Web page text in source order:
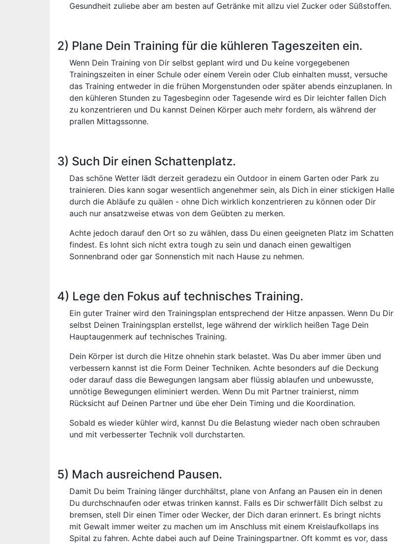
Gesundheit zuliebe aber am besten auf Getränke mit allzu viel Zucker oder Süßstoffen.
2) Plane Dein Training für die kühleren Tageszeiten ein.
Wenn Dein Training von Dir selbst geplant wird und Du keine vorgegebenen
Trainingszeiten in einer Schule oder einem Verein oder Club einhalten musst, versuche
das Training entweder in die frühen Morgenstunden oder später abends einzuplanen. In
den kühleren Stunden zu Tagesbeginn oder Tagesende wird es Dir leichter fallen Dich
zu konzentrieren und Du kannst Deinen Körper auch mehr fordern, als während der
prallen Mittagssonne.
3) Such Dir einen Schattenplatz.
Das schöne Wetter lädt derzeit geradezu ein Outdoor in einem Garten oder Park zu
trainieren. Dies kann sogar wesentlich angenehmer sein, als Dich in einer stickigen Halle
durch die Abläufe zu quälen - ohne Dich wirklich konzentrieren zu können oder Dir
auch nur ansatzweise etwas von dem Geübten zu merken.
Achte jedoch darauf den Ort so zu wählen, dass Du einen geeigneten Platz im Schatten
findest. Es lohnt sich nicht extra tough zu sein und danach einen gewaltigen
Sonnenbrand oder gar Sonnenstich mit nach Hause zu nehmen.
4) Lege den Fokus auf technisches Training.
Ein guter Trainer wird den Trainingsplan entsprechend der Hitze anpassen. Wenn Du Dir
selbst Deinen Trainingsplan erstellst, lege während der wirklich heißen Tage Dein
Hauptaugenmerk auf technisches Training.
Dein Körper ist durch die Hitze ohnehin stark belastet. Was Du aber immer üben und
verbessern kannst ist die Form Deiner Techniken. Achte besonders auf die Deckung
oder darauf dass die Bewegungen langsam aber flüssig ablaufen und unbewusste,
unnötige Bewegungen eliminiert werden. Wenn Du mit Partner trainierst, nimm
Rücksicht auf Deinen Partner und übe eher Dein Timing und die Koordination.
Sobald es wieder kühler wird, kannst Du die Belastung wieder nach oben schrauben
und mit verbesserter Technik voll durchstarten.
5) Mach ausreichend Pausen.
Damit Du beim Training länger durchhältst, plane von Anfang an Pausen ein in denen
Du durchschnaufen oder etwas trinken kannst. Falls es Dir schwerfällt Dich selbst zu
bremsen, stell Dir einen Timer oder Wecker, der Dich daran erinnert. Es bringt nichts
mit Gewalt immer weiter zu machen um im Anschluss mit einem Kreislaufkollaps ins
Spital zu fahren. Achte dabei auch auf Deine Trainingspartner. Oft kommt es vor, dass